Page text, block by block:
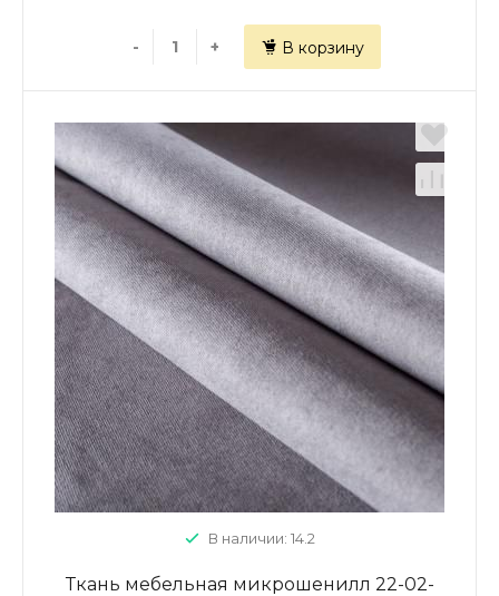
- + В корзину
В наличии: 14.2
Ткань мебельная микрошенилл 22-02-